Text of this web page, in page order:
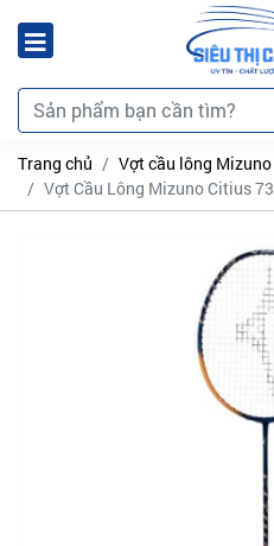
Trang chủ
Vợt cầu lông Mizuno
Vợt Cầu Lông Mizuno Citius 73